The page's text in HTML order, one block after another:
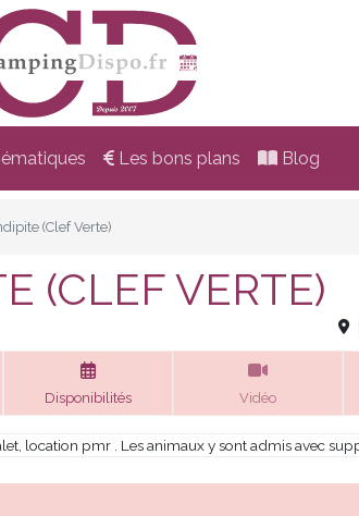
Les bons plans Blog
(Clef Verte)
(CLEF VERTE)
Disponibilités Vidéo
location pmr . Les animaux y sont admis avec